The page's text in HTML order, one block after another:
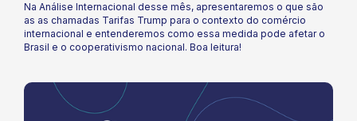
Na Análise Internacional desse mês, apresentaremos o que são
as as chamadas Tarifas Trump para o contexto do comércio
internacional e entenderemos como essa medida pode afetar o
Brasil e o cooperativismo nacional. Boa leitura!